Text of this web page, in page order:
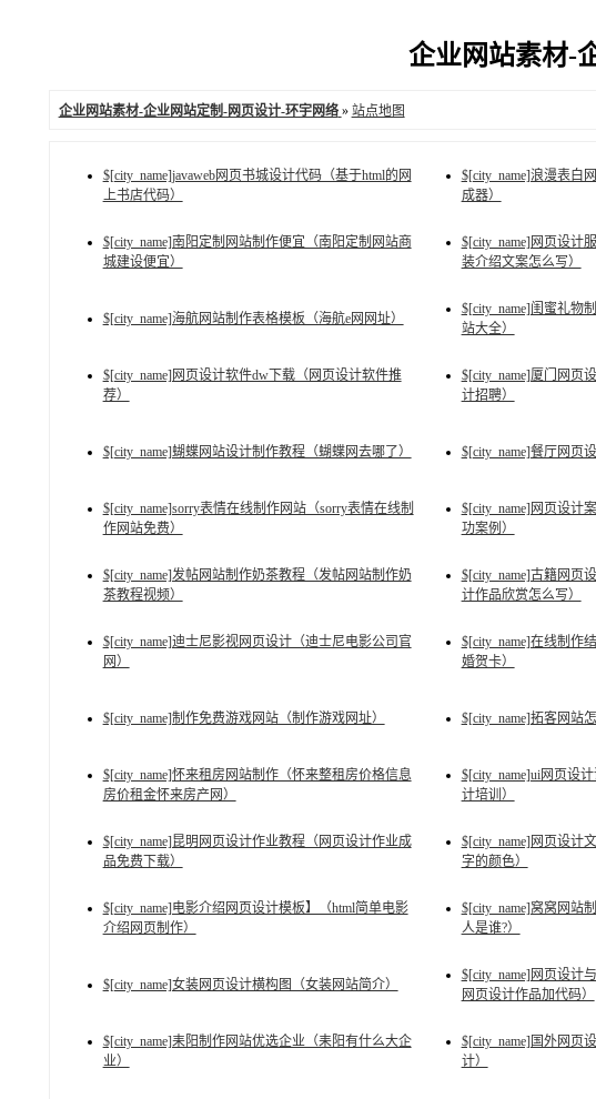
企业网站素材-
企业网站素材-企业网站定制-网页设计-环宇网络 » 站点地图
$[city_name]javaweb网页书城设计代码（基于html的网
上书店代码）
$[city_name]浪漫表白
成器）
$[city_name]南阳定制网站制作便宜（南阳定制网站商
城建设便宜）
$[city_name]网页设计
装介绍文案怎么写）
$[city_name]海航网站制作表格模板（海航e网网址）
$[city_name]闺蜜礼物
站大全）
$[city_name]网页设计软件dw下载（网页设计软件推
荐）
$[city_name]厦门网页
计招聘）
$[city_name]蝴蝶网站设计制作教程（蝴蝶网去哪了） $[city_name]餐厅网页
$[city_name]sorry表情在线制作网站（sorry表情在线制
作网站免费）
$[city_name]网页设计
功案例）
$[city_name]发帖网站制作奶茶教程（发帖网站制作奶
茶教程视频）
$[city_name]古籍网页
计作品欣赏怎么写）
$[city_name]迪士尼影视网页设计（迪士尼电影公司官
网）
$[city_name]在线制作
婚贺卡）
$[city_name]制作免费游戏网站（制作游戏网址） $[city_name]拓客网站
$[city_name]怀来租房网站制作（怀来整租房价格信息
房价租金怀来房产网）
$[city_name]ui网页设
计培训）
$[city_name]昆明网页设计作业教程（网页设计作业成
品免费下载）
$[city_name]网页设计
字的颜色）
$[city_name]电影介绍网页设计模板】（html简单电影
介绍网页制作）
$[city_name]窝窝网站
人是谁?）
$[city_name]女装网页设计横构图（女装网站简介）
$[city_name]网页设计
网页设计作品加代码）
$[city_name]耒阳制作网站优选企业（耒阳有什么大企
业）
$[city_name]国外网页
计）